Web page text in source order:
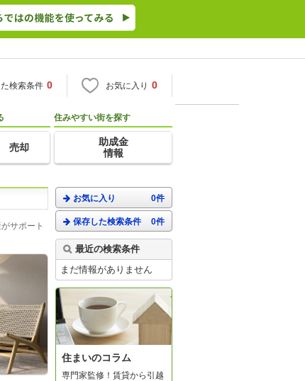
検索条件 0 お気に入り 0
売却
住みやすい街を探す
助成金
情報
サポート
お気に入り 0件
保存した検索条件 0件
最近の検索条件
まだ情報がありません
住まいのコラム
専門家監修！賃貸から引越